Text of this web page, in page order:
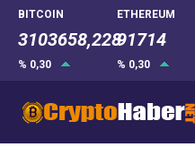
BITCOIN
3103658,228
% 0,30
ETHEREUM
91714
% 0,30